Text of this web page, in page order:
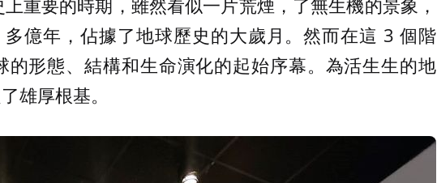
重要的時期，雖然看似一片荒煙，了無生機的景象，
億年，佔據了地球歷史的大歲月。然而在這 3 個階
的形態、結構和生命演化的起始序幕。為活生生的地
雄厚根基。